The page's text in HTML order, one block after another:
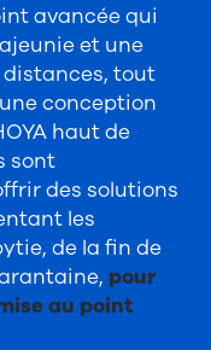
avancée qui
et une
tout
conception
haut de
sont
des solutions
les
de la fin de
pour
au point